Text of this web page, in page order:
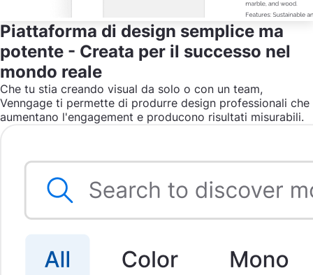
Piattaforma di design semplice ma
potente - Creata per il successo nel
mondo reale
Che tu stia creando visual da solo o con un team,
Venngage ti permette di produrre design professionali che
aumentano l'engagement e producono risultati misurabili.